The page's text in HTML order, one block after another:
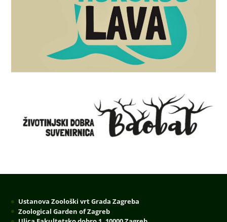
Ustanova Zoološki vrt Grada Zagreba
Zoological Garden of Zagreb